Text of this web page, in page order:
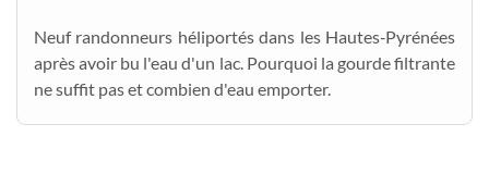
Neuf randonneurs héliportés dans les Hautes‑Pyrénées
après avoir bu l'eau d'un lac. Pourquoi la gourde filtrante
ne suffit pas et combien d'eau emporter.